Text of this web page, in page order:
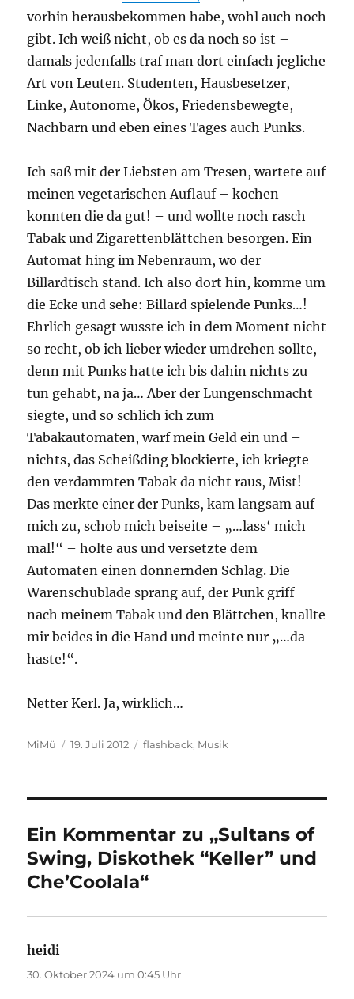
vorhin herausbekommen habe, wohl auch noch
gibt. Ich weiß nicht, ob es da noch so ist –
damals jedenfalls traf man dort einfach jegliche
Art von Leuten. Studenten, Hausbesetzer,
Linke, Autonome, Ökos, Friedensbewegte,
Nachbarn und eben eines Tages auch Punks.
Ich saß mit der Liebsten am Tresen, wartete auf
meinen vegetarischen Auflauf – kochen
konnten die da gut! – und wollte noch rasch
Tabak und Zigarettenblättchen besorgen. Ein
Automat hing im Nebenraum, wo der
Billardtisch stand. Ich also dort hin, komme um
die Ecke und sehe: Billard spielende Punks…!
Ehrlich gesagt wusste ich in dem Moment nicht
so recht, ob ich lieber wieder umdrehen sollte,
denn mit Punks hatte ich bis dahin nichts zu
tun gehabt, na ja… Aber der Lungenschmacht
siegte, und so schlich ich zum
Tabakautomaten, warf mein Geld ein und –
nichts, das Scheißding blockierte, ich kriegte
den verdammten Tabak da nicht raus, Mist!
Das merkte einer der Punks, kam langsam auf
mich zu, schob mich beiseite – „…lass‘ mich
mal!“ – holte aus und versetzte dem
Automaten einen donnernden Schlag. Die
Warenschublade sprang auf, der Punk griff
nach meinem Tabak und den Blättchen, knallte
mir beides in die Hand und meinte nur „…da
haste!“.
Netter Kerl. Ja, wirklich…
Autor
MiMü
Veröffentlicht
19. Juli 2012 Kategorien
flashback, Musik
Ein Kommentar zu „Sultans of
Swing, Diskothek “Keller” und
Che’Coolala“
heidi
30. Oktober 2024 um 0:45 Uhr